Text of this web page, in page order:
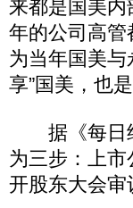
来都是国美
年的公司高
为当年国美与
享”国美，也
据《每日经
为三步：上
开股东大会审